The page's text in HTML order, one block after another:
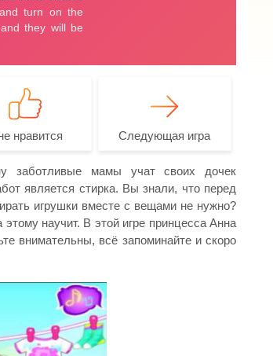
нравится Следующая игра
заботливые мамы учат своих дочек
является стирка. Вы знали, что перед
игрушки вместе с вещами не нужно?
научит. В этой игре принцесса Анна
внимательны, всё запоминайте и скоро